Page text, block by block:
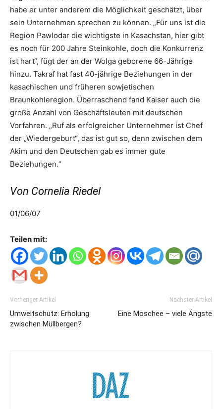
habe er unter anderem die Möglichkeit geschätzt, über
sein Unternehmen sprechen zu können. „Für uns ist die
Region Pawlodar die wichtigste in Kasachstan, hier gibt
es noch für 200 Jahre Steinkohle, doch die Konkurrenz
ist hart“, fügt der an der Wolga geborene 66-Jährige
hinzu. Takraf hat fast 40-jährige Beziehungen in der
kasachischen und früheren sowjetischen
Braunkohleregion. Überraschend fand Kaiser auch die
große Anzahl von Geschäftsleuten mit deutschen
Vorfahren. „Ruf als erfolgreicher Unternehmer ist Chef
der „Wiedergeburt“, das ist gut so, denn zwischen dem
Akim und den Deutschen gab es immer gute
Beziehungen.“
Von Cornelia Riedel
01/06/07
Teilen mit:
Vorheriger Artikel
Umweltschutz: Erholung
zwischen Müllbergen?
Nächster Artikel
Eine Moschee – viele Ängste